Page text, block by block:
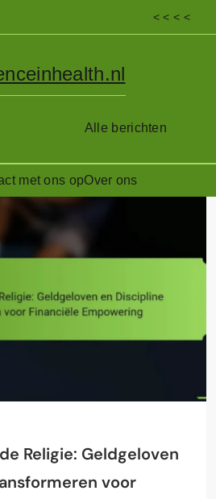
< < < <
Alle berichten
met ons opOver ons
Religie: Geldgeloven
voor